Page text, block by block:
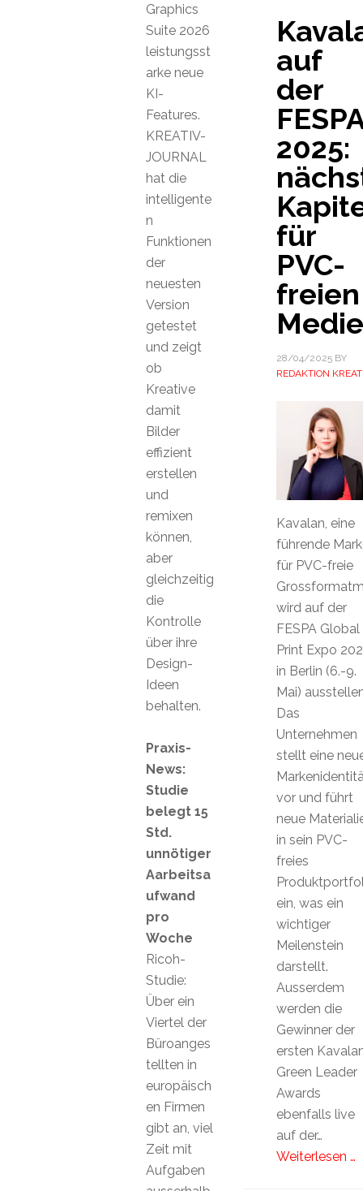
auf
der
2025:
für
PVC-
freien
28/04/2025BY
REDAKTION
Kavalan, eine
führende
für PVC-freie
wird auf der
FESPA Global
Print Expo
in Berlin (6.-9.
Mai)
Das
Unternehmen
stellt eine
vor und führt
neue
in sein PVC-
freies
ein, was ein
wichtiger
Meilenstein
darstellt.
Ausserdem
werden die
Gewinner der
ersten
Green Leader
Awards
ebenfalls live
auf der…
Weiterlesen …
Graphics
Suite 2026
leistungsst
arke neue
KI-
Features.
KREATIV-
JOURNAL
hat die
intelligente
n
Funktionen
der
neuesten
Version
getestet
und zeigt
ob
Kreative
damit
Bilder
effizient
erstellen
und
remixen
können,
aber
gleichzeitig
die
Kontrolle
über ihre
Design-
Ideen
behalten.
Praxis-
News:
Studie
belegt 15
Std.
unnötiger
Aarbeitsa
ufwand
pro
Woche
Ricoh-
Studie:
Über ein
Viertel der
Büroanges
tellten in
europäisch
en Firmen
gibt an, viel
Zeit mit
Aufgaben